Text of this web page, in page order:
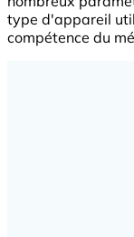
type d'appareil
compétence du